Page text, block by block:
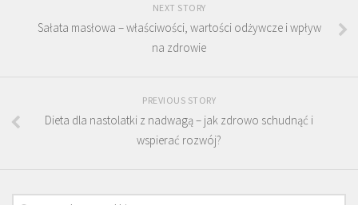
NEXT STORY
Sałata masłowa – właściwości, wartości odżywcze i wpływ
na zdrowie
PREVIOUS STORY
Dieta dla nastolatki z nadwagą – jak zdrowo schudnąć i
wspierać rozwój?